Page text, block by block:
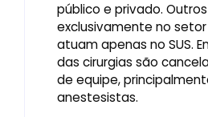
público e privado.
exclusivamente no setor
atuam apenas no SUS.
das cirurgias são
de equipe,
anestesistas.